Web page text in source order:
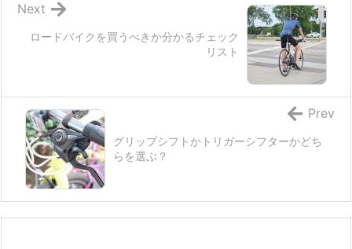
ロードバイクを買うべきか分かるチェック
リスト
Next
グリップシフトかトリガーシフターかどち
らを選ぶ？
Prev